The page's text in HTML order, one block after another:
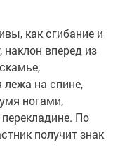
как сгибание и
наклон вперед из
на спине,
ногами,
По
получит знак